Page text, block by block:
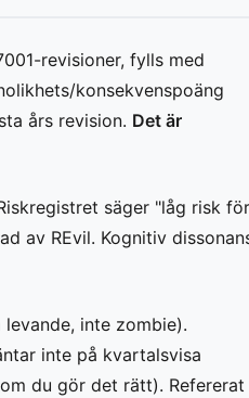
revisioner, fylls med
konsekvenspoäng
års revision. Det är
säger "låg risk för
av REvil. Kognitiv
inte zombie).
inte på kvartalsvisa
du gör det rätt). Refererat